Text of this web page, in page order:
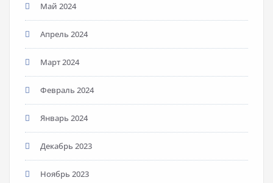
Май 2024
Апрель 2024
Март 2024
Февраль 2024
Январь 2024
Декабрь 2023
Ноябрь 2023